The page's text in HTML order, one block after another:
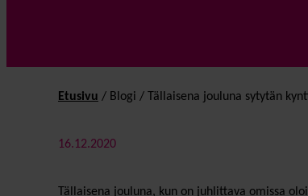
Etusivu / Blogi / Tällaisena jouluna sytytän
16.12.2020
Tällaisena jouluna, kun on juhlittava omissa